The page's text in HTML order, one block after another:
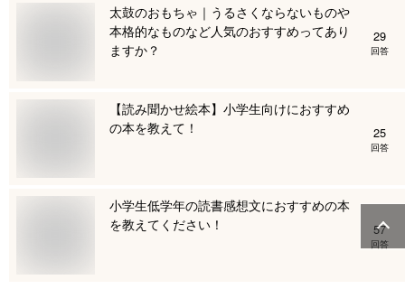
太鼓のおもちゃ｜うるさくならないものや
本格的なものなど人気のおすすめってあり
ますか？
29
回答
【読み聞かせ絵本】小学生向けにおすすめ
の本を教えて！
25
回答
小学生低学年の読書感想文におすすめの本
を教えてください！
57
回答